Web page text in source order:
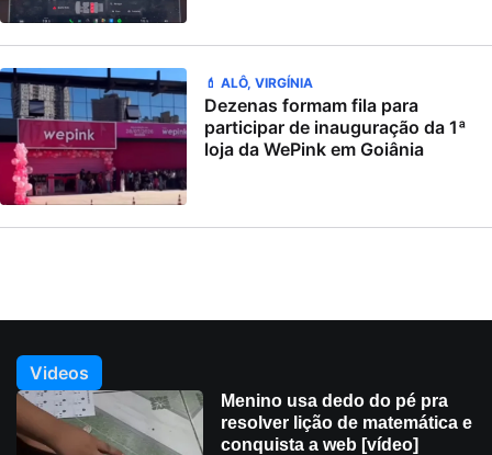
💄 ALÔ, VIRGÍNIA
Dezenas formam fila para
participar de inauguração da 1ª
loja da WePink em Goiânia
Videos
Menino usa dedo do pé pra
resolver lição de matemática e
conquista a web [vídeo]